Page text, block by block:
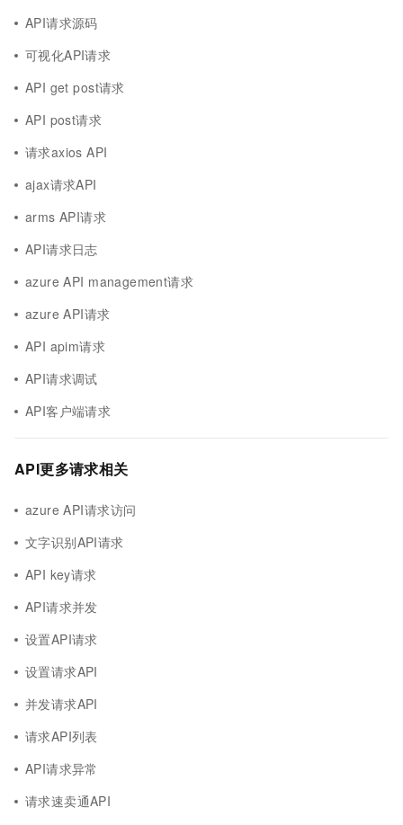
API请求源码
可视化API请求
API get post请求
API post请求
请求axios API
ajax请求API
arms API请求
API请求日志
azure API management请求
azure API请求
API apim请求
API请求调试
API客户端请求
API更多请求相关
azure API请求访问
文字识别API请求
API key请求
API请求并发
设置API请求
设置请求API
并发请求API
请求API列表
API请求异常
请求速卖通API